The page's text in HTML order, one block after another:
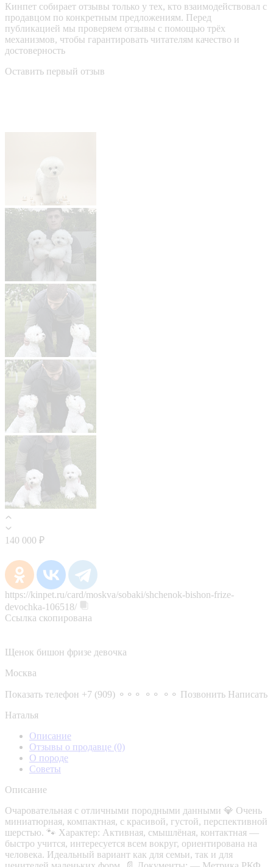
Кинпет собирает отзывы только у тех, кто взаимодействовал с
продавцом по конкретным предложениям. Перед
публикацией мы проверяем отзывы с помощью трёх
механизмов, чтобы гарантировать читателям качество и
достоверность
Оставить первый отзыв
140 000 ₽
https://kinpet.ru/card/moskva/sobaki/shchenok-bishon-frize-
devochka-106518/
Ссылка скопирована
Щенок бишон фризе девочка
Москва
Показать телефон +7 (909) ⚬⚬⚬ ⚬⚬ ⚬⚬ Позвонить Написать
Наталья
Описание
Отзывы о продавце (0)
О породе
Советы
Описание
Очаровательная с отличными породными данными 💎 Очень
миниатюрная, компактная, с красивой, густой, перспективной
шерстью. 🐾 Характер: Активная, смышлёная, контактная —
быстро учится, интересуется всем вокруг, ориентирована на
человека. Идеальный вариант как для семьи, так и для